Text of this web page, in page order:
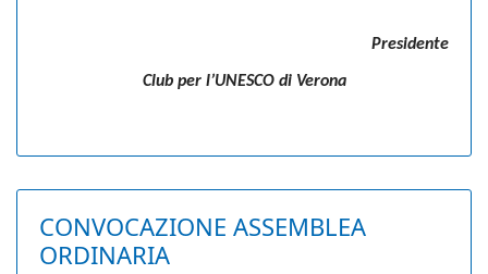
Presidente
Club per l’UNESCO di Verona
CONVOCAZIONE ASSEMBLEA
ORDINARIA